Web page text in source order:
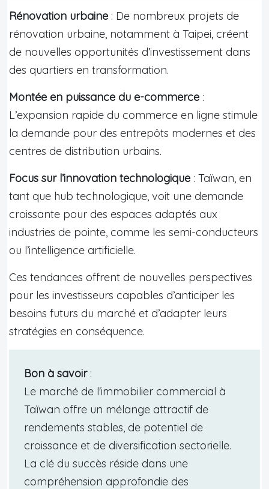
Rénovation urbaine : De nombreux projets de
rénovation urbaine, notamment à Taipei, créent
de nouvelles opportunités d’investissement dans
des quartiers en transformation.
Montée en puissance du e-commerce :
L’expansion rapide du commerce en ligne stimule
la demande pour des entrepôts modernes et des
centres de distribution urbains.
Focus sur l’innovation technologique : Taïwan, en
tant que hub technologique, voit une demande
croissante pour des espaces adaptés aux
industries de pointe, comme les semi-conducteurs
ou l’intelligence artificielle.
Ces tendances offrent de nouvelles perspectives
pour les investisseurs capables d’anticiper les
besoins futurs du marché et d’adapter leurs
stratégies en conséquence.
Bon à savoir:
Le marché de l'immobilier commercial à
Taïwan offre un mélange attractif de
rendements stables, de potentiel de
croissance et de diversification sectorielle.
La clé du succès réside dans une
compréhension approfondie des